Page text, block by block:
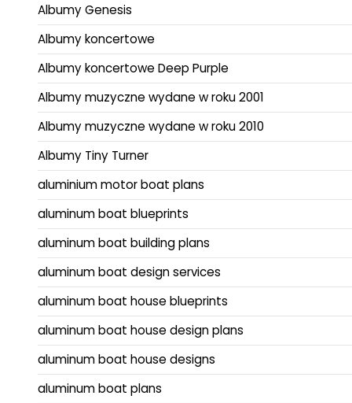
Albumy Genesis
Albumy koncertowe
Albumy koncertowe Deep Purple
Albumy muzyczne wydane w roku 2001
Albumy muzyczne wydane w roku 2010
Albumy Tiny Turner
aluminium motor boat plans
aluminum boat blueprints
aluminum boat building plans
aluminum boat design services
aluminum boat house blueprints
aluminum boat house design plans
aluminum boat house designs
aluminum boat plans